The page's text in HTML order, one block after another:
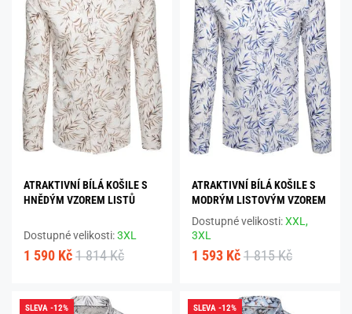
ATRAKTIVNÍ BÍLÁ KOŠILE S
HNĚDÝM VZOREM LISTŮ
Dostupné velikosti:3XL
1 590 Kč 1 814 Kč
ATRAKTIVNÍ BÍLÁ KOŠILE S
MODRÝM LISTOVÝM VZOREM
Dostupné velikosti:XXL,
3XL
1 593 Kč 1 815 Kč
SLEVA -12%
SLEVA -12%